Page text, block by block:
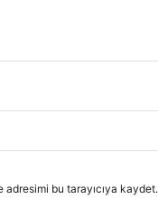
adresimi bu tarayıcıya kaydet.